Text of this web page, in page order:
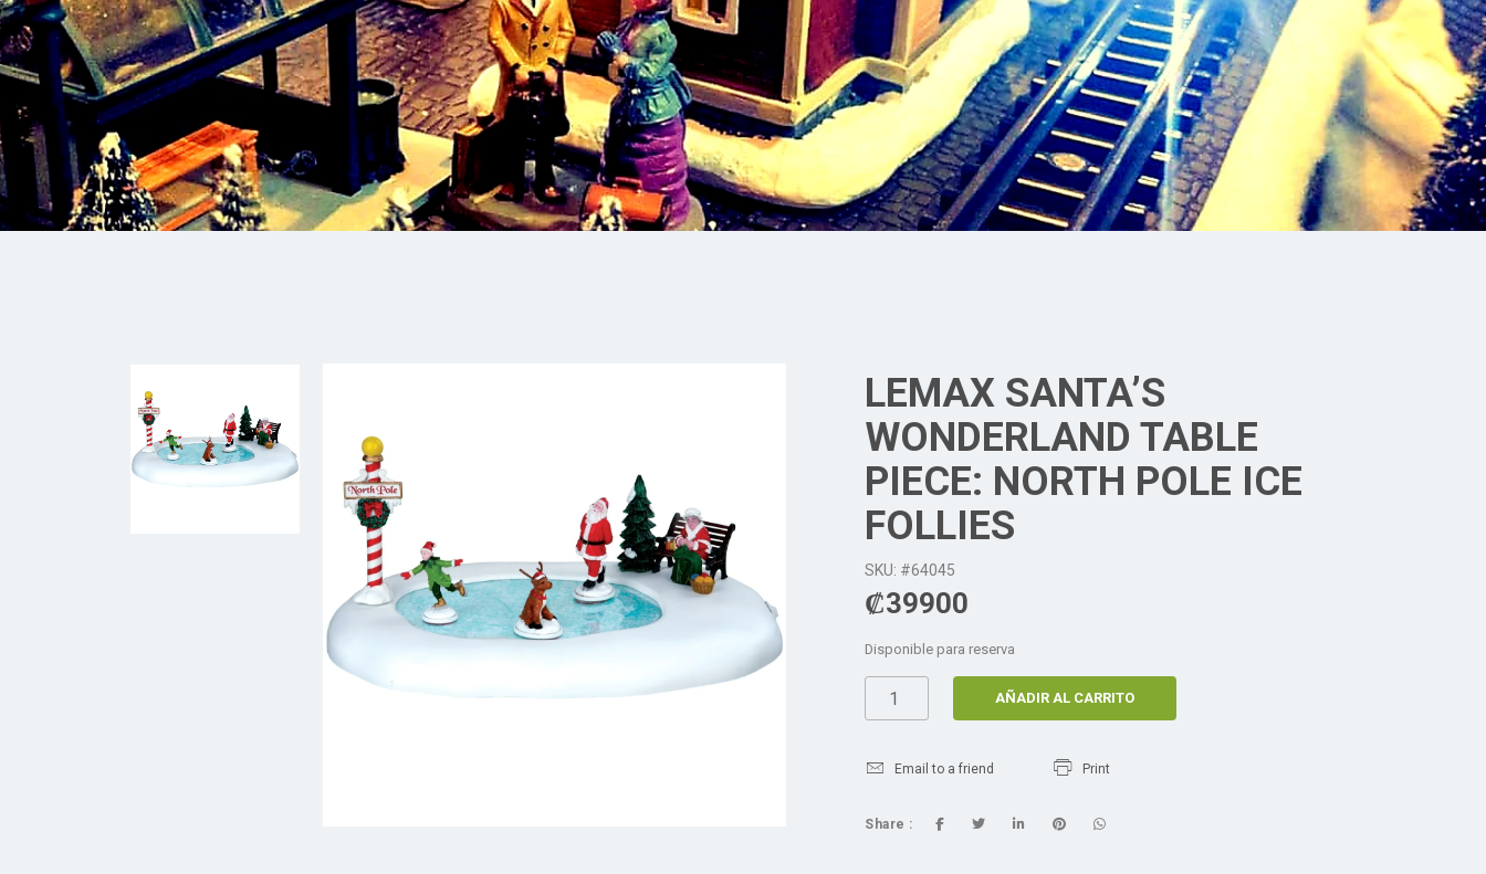
LEMAX SANTA’S
WONDERLAND TABLE
PIECE: NORTH POLE ICE
FOLLIES
SKU: #64045
₡39900
Disponible para reserva
AÑADIR AL CARRITO
Email to a friend Print
Share :